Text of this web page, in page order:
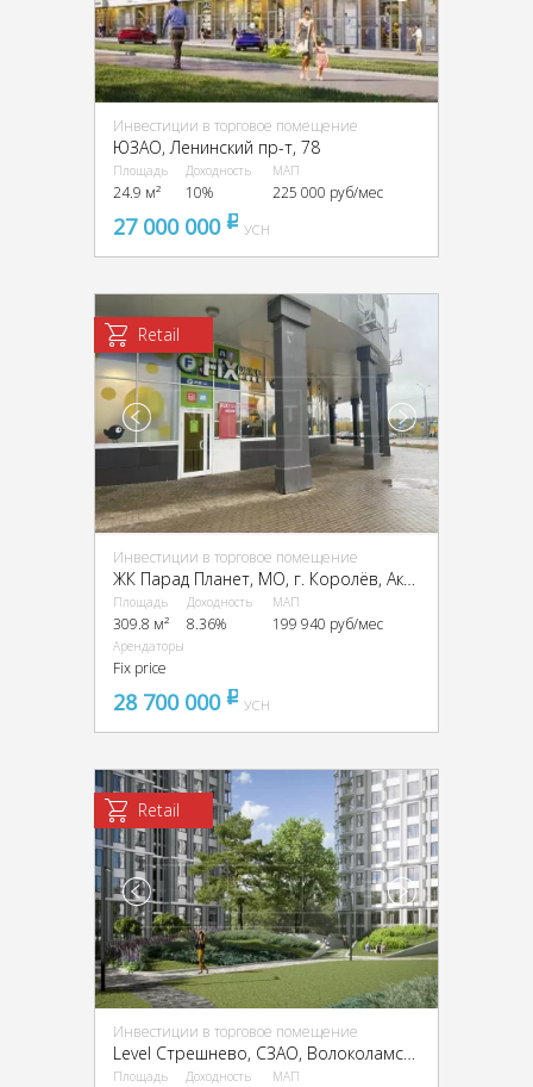
Инвестиции в торговое помещение
ЮЗАО, Ленинский пр-т, 78
Площадь
24.9 м²
Доходность
10%
МАП
225 000 руб/мес
27 000 000 pуб
УСН
Retail
Инвестиции в торговое помещение
Площадь
309.8 м²
Доходность
8.36%
МАП
199 940 руб/мес
Арендаторы
Fix price
28 700 000 pуб
УСН
Retail
Инвестиции в торговое помещение
Level Стрешнево, CЗАО, Волоколамское ш., 81, кор. 2
Площадь Доходность МАП